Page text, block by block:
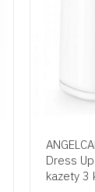
Dress
kazety 3